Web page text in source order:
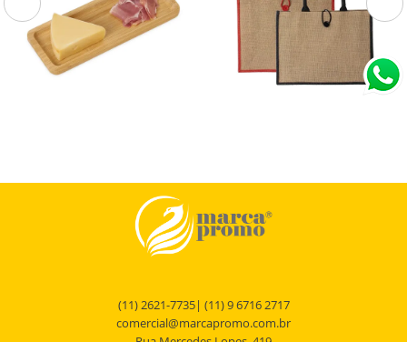
(11) 2621-7735| (11) 9 6716 2717
comercial@marcapromo.com.br